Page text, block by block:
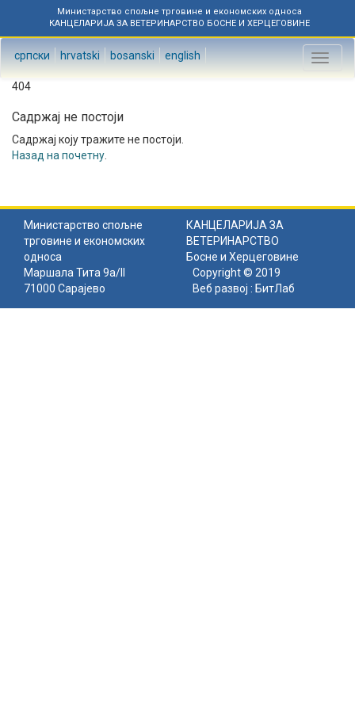
Министарство спољне трговине и економских односа
КАНЦЕЛАРИЈА ЗА ВЕТЕРИНАРСТВО БОСНЕ И ХЕРЦЕГОВИНЕ
српски hrvatski bosanski english
Toggle
404
Садржај не постоји
Садржај коју тражите не постоји.
Назад на почетну
Министарство спољне
трговине и економских
односа
КАНЦЕЛАРИЈА ЗА
ВЕТЕРИНАРСТВО
Босне и Херцеговине
Маршала Тита 9а/II
71000 Сарајево
Copyright © 2019
Веб развој : БитЛаб